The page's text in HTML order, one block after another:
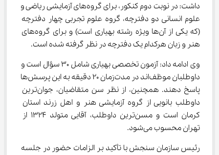
داشت: در نوبت دوم کنکور، برای گروه‌های آزمایشی ریاضی و
علوم انسانی دو دفترچه، گروه علوم تجربی چهار دفترچه
(که یکی از آن‌ها ویژه رشته بهیاری است) و برای گروه‌های
هنر و زبان هرکدام یک دفترچه در نظر گرفته شده است.
وی ادامه داد: آزمون تخصصی بهیاری شامل 30 سؤال است و
داوطلبان موظف‌اند در مدت‌زمان 20 دقیقه به این پرسش‌ها
پاسخ دهند. همچنین، از نظر سن متقاضیان، جوان‌ترین
داوطلب بانویی از گروه آزمایشی هنر و اهل زرند استان
کرمان است و مسن‌ترین داوطلب، آقایی متولد 1324 از
تهران محسوب می‌شود.
رئیس سازمان سنجش با تأکید بر الزامات حضور در جلسه